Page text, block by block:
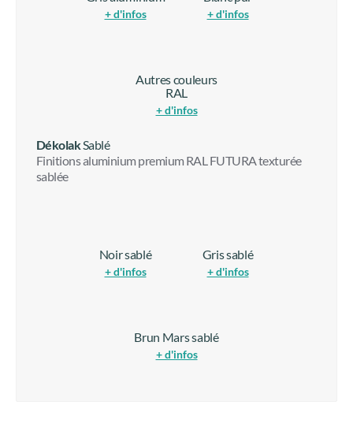
+ d'infos + d'infos
Autres couleurs
RAL
+ d'infos
DékolakSablé
Finitions aluminium premium RAL FUTURA texturée
sablée
Noir sablé
+ d'infos
Gris sablé
+ d'infos
Brun Mars sablé
+ d'infos